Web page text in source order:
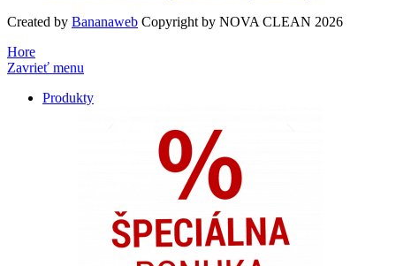
Created by Bananaweb Copyright by NOVA CLEAN 2026
Hore
Zavrieť menu
Produkty